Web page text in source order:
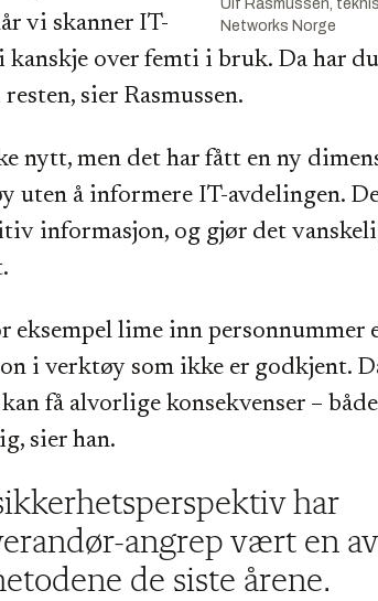
Ulf Rasmussen,
Networks Norge
vi skanner IT-
over femti i bruk. Da har
sier Rasmussen.
nytt, men det har fått en ny
uten å informere IT-avdelingen.
informasjon, og gjør det
eksempel lime inn personnummer
i verktøy som ikke er godkjent.
få alvorlige konsekvenser –
sier han.
har
angrep vært en
de siste årene.